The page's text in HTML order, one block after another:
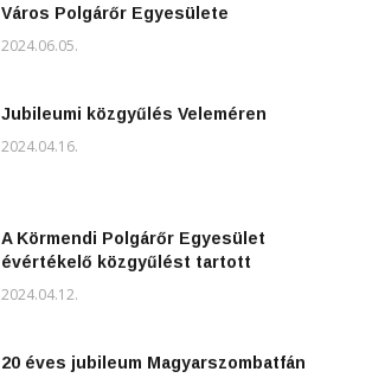
Város Polgárőr Egyesülete
2024.06.05.
Jubileumi közgyűlés Veleméren
2024.04.16.
A Körmendi Polgárőr Egyesület
évértékelő közgyűlést tartott
2024.04.12.
20 éves jubileum Magyarszombatfán